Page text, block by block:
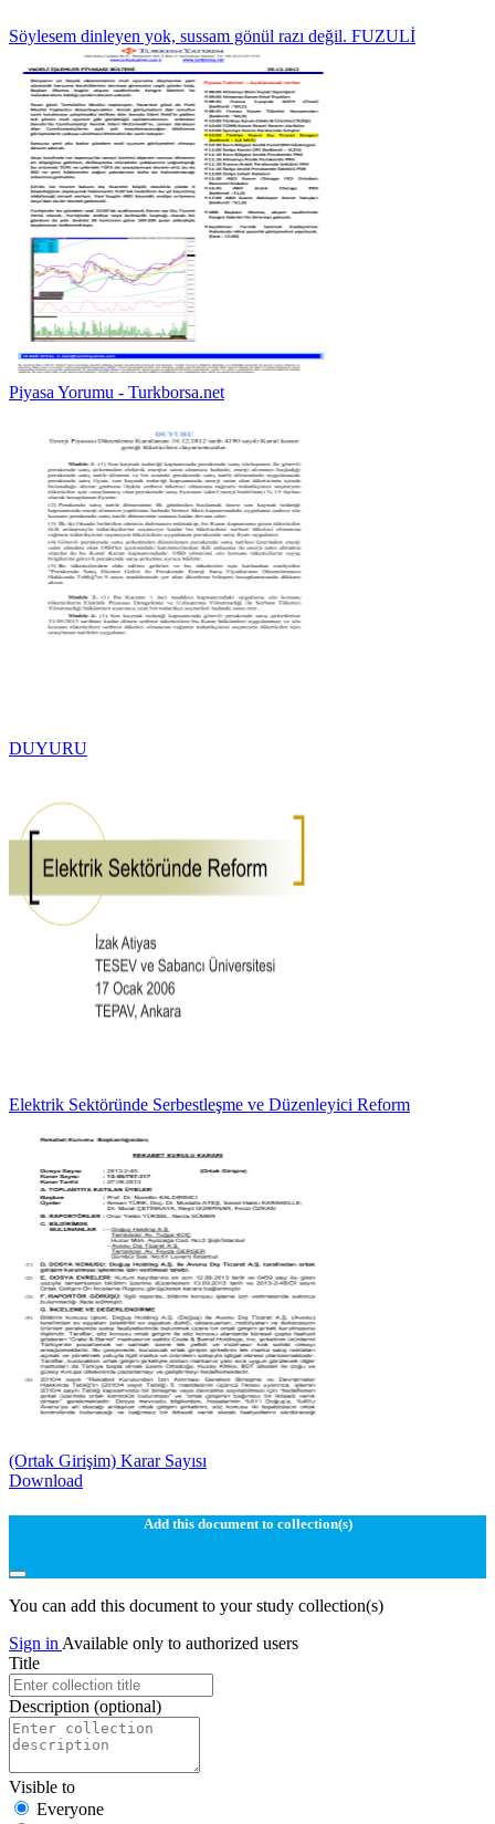
Söylesem dinleyen yok, sussam gönül razı değil. FUZULİ
Piyasa Yorumu - Turkborsa.net
DUYURU
Elektrik Sektöründe Serbestleşme ve Düzenleyici Reform
(Ortak Girişim) Karar Sayısı
Download
Add this document to collection(s)
You can add this document to your study collection(s)
Sign in Available only to authorized users
Title
Description (optional)
Visible to
Everyone